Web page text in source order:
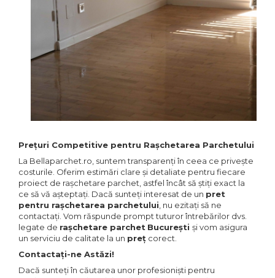
Prețuri Competitive pentru Rașchetarea Parchetului
La Bellaparchet.ro, suntem transparenți în ceea ce privește
costurile. Oferim estimări clare și detaliate pentru fiecare
proiect de rașchetare parchet, astfel încât să știți exact la
ce să vă așteptați. Dacă sunteți interesat de un pret
pentru rașchetarea parchetului , nu ezitați să ne
contactați. Vom răspunde prompt tuturor întrebărilor dvs.
legate de rașchetare parchet București și vom asigura
un serviciu de calitate la un preț corect.
Contactați-ne Astăzi!
Dacă sunteți în căutarea unor profesioniști pentru